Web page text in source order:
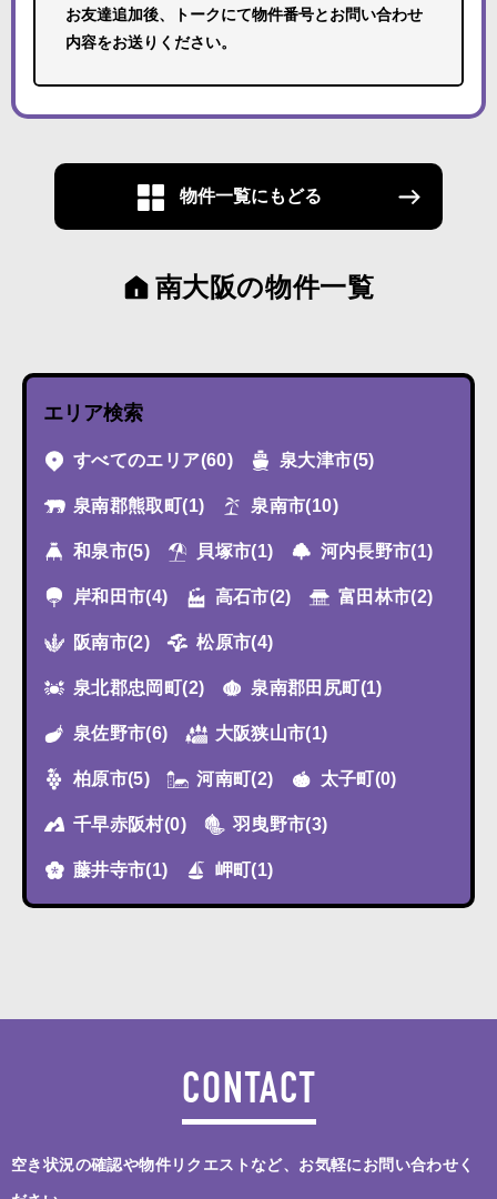
お友達追加後、トークにて物件番号とお問い合わせ
内容をお送りください。
物件一覧にもどる
南大阪の物件一覧
エリア検索
すべてのエリア(60) 泉大津市(5)
泉南郡熊取町(1) 泉南市(10)
和泉市(5) 貝塚市(1) 河内長野市(1)
岸和田市(4) 高石市(2) 富田林市(2)
阪南市(2) 松原市(4)
泉北郡忠岡町(2) 泉南郡田尻町(1)
泉佐野市(6) 大阪狭山市(1)
柏原市(5) 河南町(2) 太子町(0)
千早赤阪村(0) 羽曳野市(3)
藤井寺市(1) 岬町(1)
CONTACT
空き状況の確認や物件リクエストなど、お気軽にお問い合わせく